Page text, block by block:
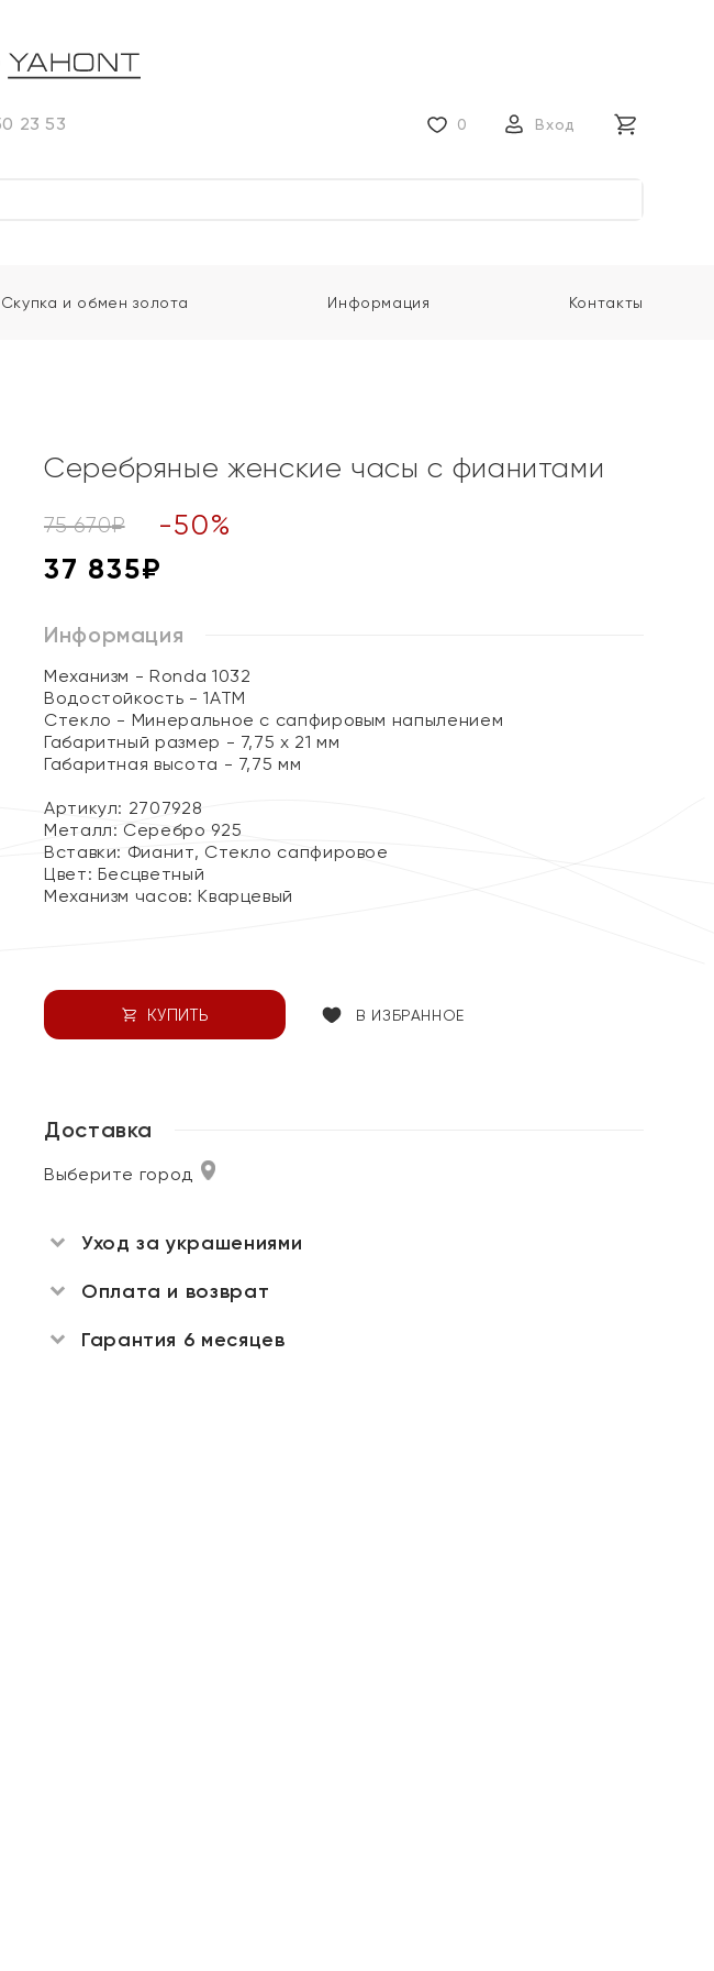
23 53 0 Вход
Скупка и обмен золота Информация Контакты
Серебряные женские часы с фианитами
75 670₽ -50%
37 835₽
Информация
Механизм - Ronda 1032
Водостойкость - 1АТМ
Стекло - Минеральное с сапфировым напылением
Габаритный размер - 7,75 х 21 мм
Габаритная высота - 7,75 мм
Артикул: 2707928
Металл: Серебро 925
Вставки: Фианит, Стекло сапфировое
Цвет: Бесцветный
Механизм часов:Кварцевый
КУПИТЬ В ИЗБРАННОЕ
Доставка
Выберите город
Уход за украшениями
Оплата и возврат
Гарантия 6 месяцев